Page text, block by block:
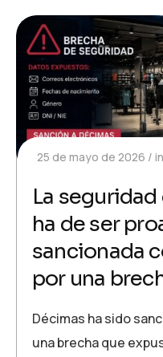
25 de mayo de 2026
La
ha de ser
sancionada
por una
Décimas ha sido
una brecha que